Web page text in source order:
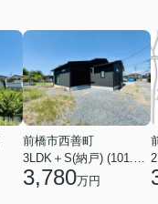
前橋市西善町
3LDK＋S(納戸) (101.02㎡)
3,780万円